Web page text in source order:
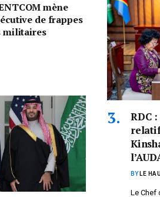
mène
de frappes
militaires
RDC
BY LE
Le Chef